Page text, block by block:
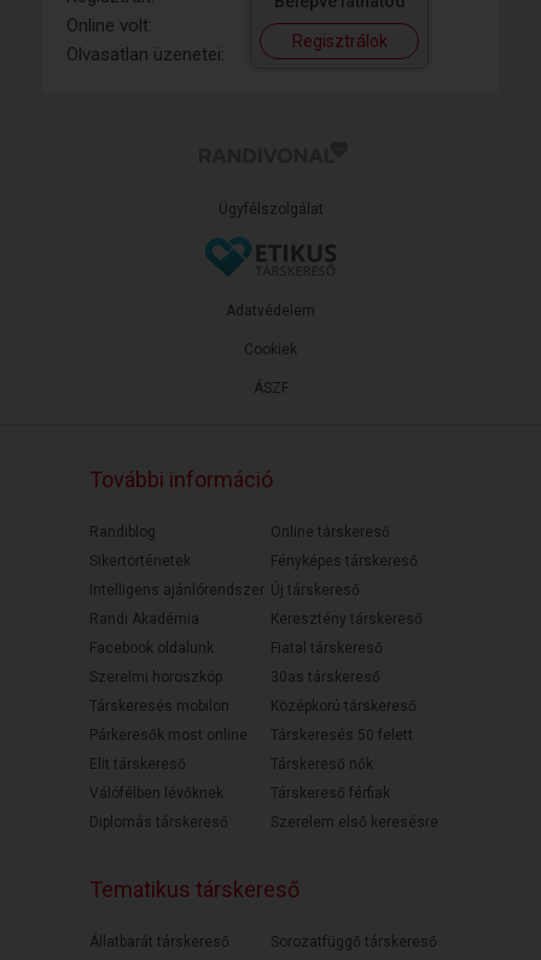
Online volt:
Olvasatlan üzenetei:
Regisztrálok
Ügyfélszolgálat
ÁSZF
Adatvédelem
Cookiek
További információ
Randiblog
Sikertörténetek
Intelligens ajánlórendszer
Randi Akadémia
Facebook oldalunk
Szerelmi horoszkóp
Társkeresés mobilon
Párkeresők most online
Elit társkereső
Válófélben lévőknek
Diplomás társkereső
Online társkereső
Fényképes társkereső
Új társkereső
Keresztény társkereső
Fiatal társkereső
30as társkereső
Középkorú társkereső
Társkeresés 50 felett
Társkereső nők
Társkereső férfiak
Szerelem első keresésre
Tematikus társkereső
Állatbarát társkereső
Sorozatfüggő társkereső